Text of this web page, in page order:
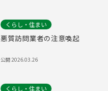
くらし・住まい
悪質訪問業者の注意喚起
公開2026.03.26
くらし・住まい